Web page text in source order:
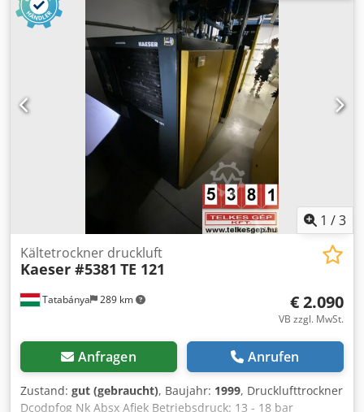
2.0 Schnittholzdaten: zu kappende Pakete max: 4200
B=1200 H=1200 mm min: 2500 mm Pakete nach Kappung
max: 4 mm min: 700 mm Restschnitte (Abfall) max: 300 mm
2026-04-29 i.A. P. Hörnchen Ausgabedatum Ersteller 1.
Maschinenkarte
1 /3
Tatabánya 289 km
Kältetrockner druckluft
Kaeser #5381 TE 121
€ 2.090
VB zzgl. MwSt.
Anfragen Anrufen
Zustand: gut (gebraucht), Baujahr: 1999, Drucklufttrockner
Dcodpfog Nk Absx Afiek Betriebsdruck: 13 - 18 bar